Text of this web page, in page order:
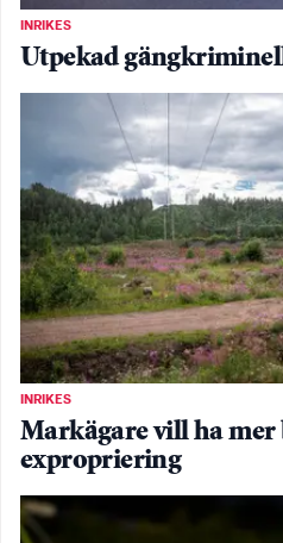
INRIKES
Utpekad
INRIKES
Markägare vill ha mer
expropriering